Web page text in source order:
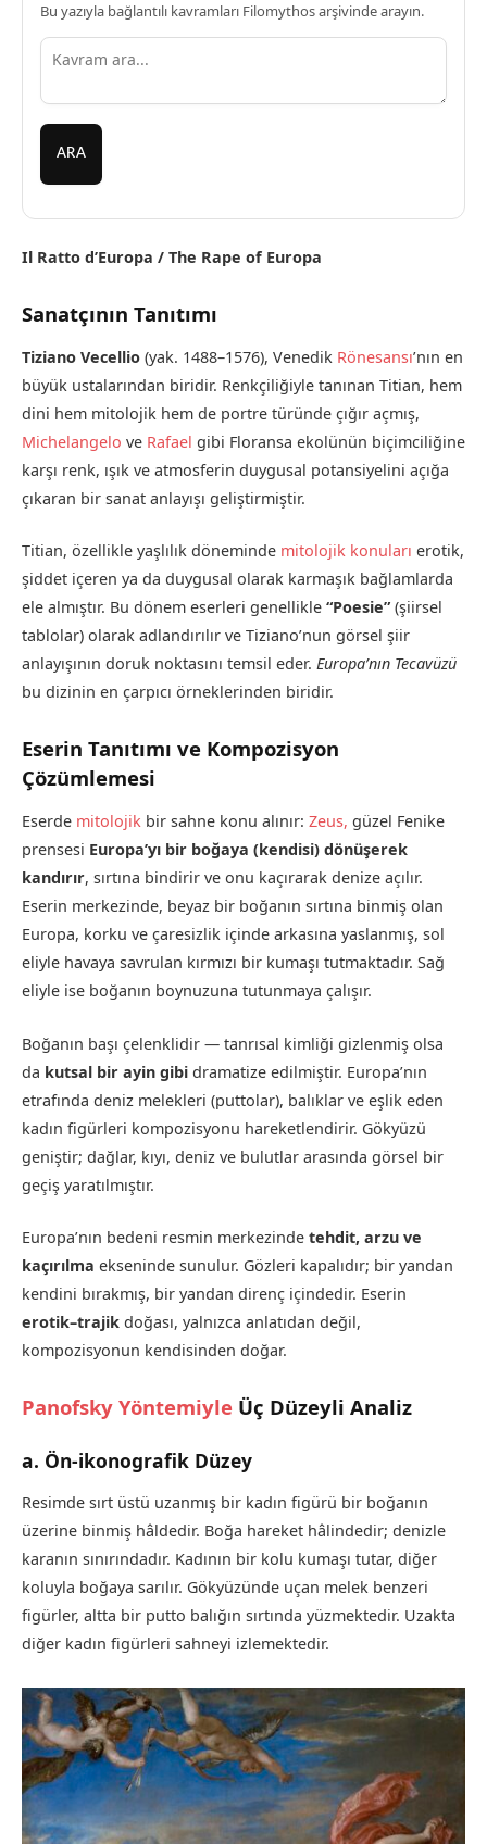
Bu yazıyla bağlantılı kavramları Filomythos arşivinde arayın.
ARA
Il Ratto d’Europa / The Rape of Europa
Sanatçının Tanıtımı
Tiziano Vecellio (yak. 1488–1576), Venedik Rönesansı’nın en
büyük ustalarından biridir. Renkçiliğiyle tanınan Titian, hem
dini hem mitolojik hem de portre türünde çığır açmış,
Michelangelo ve Rafael gibi Floransa ekolünün biçimciliğine
karşı renk, ışık ve atmosferin duygusal potansiyelini açığa
çıkaran bir sanat anlayışı geliştirmiştir.
Titian, özellikle yaşlılık döneminde mitolojik konuları erotik,
şiddet içeren ya da duygusal olarak karmaşık bağlamlarda
ele almıştır. Bu dönem eserleri genellikle “Poesie” (şiirsel
tablolar) olarak adlandırılır ve Tiziano’nun görsel şiir
anlayışının doruk noktasını temsil eder. Europa’nın Tecavüzü
bu dizinin en çarpıcı örneklerinden biridir.
Eserin Tanıtımı ve Kompozisyon
Çözümlemesi
Eserde mitolojik bir sahne konu alınır: Zeus, güzel Fenike
prensesi Europa’yı bir boğaya (kendisi) dönüşerek
kandırır, sırtına bindirir ve onu kaçırarak denize açılır.
Eserin merkezinde, beyaz bir boğanın sırtına binmiş olan
Europa, korku ve çaresizlik içinde arkasına yaslanmış, sol
eliyle havaya savrulan kırmızı bir kumaşı tutmaktadır. Sağ
eliyle ise boğanın boynuzuna tutunmaya çalışır.
Boğanın başı çelenklidir — tanrısal kimliği gizlenmiş olsa
da kutsal bir ayin gibi dramatize edilmiştir. Europa’nın
etrafında deniz melekleri (puttolar), balıklar ve eşlik eden
kadın figürleri kompozisyonu hareketlendirir. Gökyüzü
geniştir; dağlar, kıyı, deniz ve bulutlar arasında görsel bir
geçiş yaratılmıştır.
Europa’nın bedeni resmin merkezinde tehdit, arzu ve
kaçırılma ekseninde sunulur. Gözleri kapalıdır; bir yandan
kendini bırakmış, bir yandan direnç içindedir. Eserin
erotik–trajik doğası, yalnızca anlatıdan değil,
kompozisyonun kendisinden doğar.
Panofsky Yöntemiyle Üç Düzeyli Analiz
a. Ön-ikonografik Düzey
Resimde sırt üstü uzanmış bir kadın figürü bir boğanın
üzerine binmiş hâldedir. Boğa hareket hâlindedir; denizle
karanın sınırındadır. Kadının bir kolu kumaşı tutar, diğer
koluyla boğaya sarılır. Gökyüzünde uçan melek benzeri
figürler, altta bir putto balığın sırtında yüzmektedir. Uzakta
diğer kadın figürleri sahneyi izlemektedir.